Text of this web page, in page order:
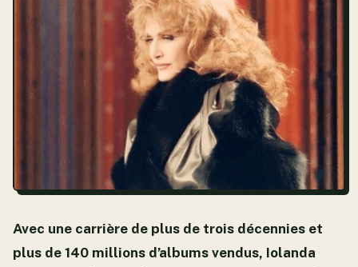
Avec une carrière de plus de trois décennies et
plus de 140 millions d’albums vendus, Iolanda